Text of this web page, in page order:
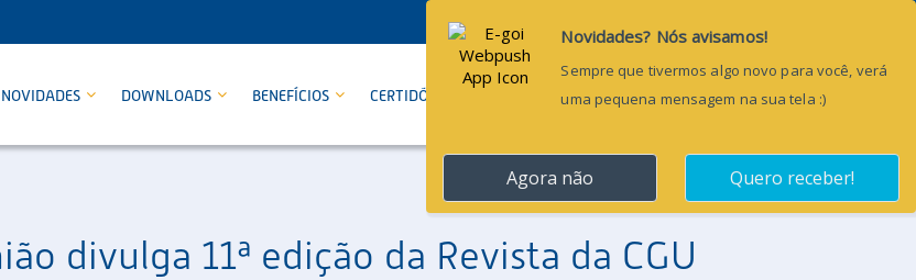
NOVIDADES DOWNLOADS BENEFÍCIOS CERTIDÕES CONTATO Pesquisar...
divulga 11ª edição da Revista da CGU